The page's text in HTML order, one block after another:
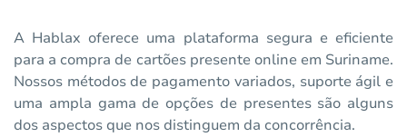
A Hablax oferece uma plataforma segura e eficiente
para a compra de cartões presente online em Suriname.
Nossos métodos de pagamento variados, suporte ágil e
uma ampla gama de opções de presentes são alguns
dos aspectos que nos distinguem da concorrência.